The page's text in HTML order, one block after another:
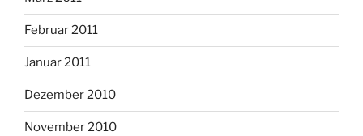
Februar 2011
Januar 2011
Dezember 2010
November 2010